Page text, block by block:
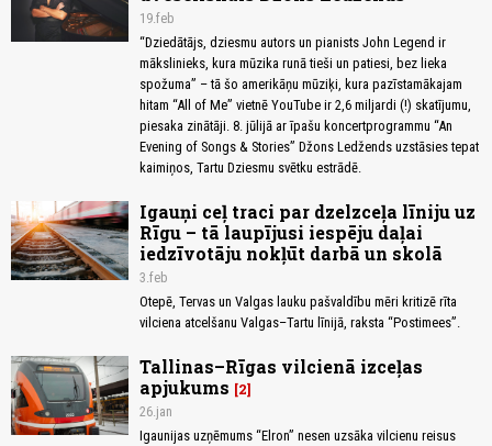
19.feb
“Dziedātājs, dziesmu autors un pianists John Legend ir
mākslinieks, kura mūzika runā tieši un patiesi, bez lieka
spožuma” – tā šo amerikāņu mūziķi, kura pazīstamākajam
hitam “All of Me” vietnē YouTube ir 2,6 miljardi (!) skatījumu,
piesaka zinātāji. 8. jūlijā ar īpašu koncertprogrammu “An
Evening of Songs & Stories” Džons Ledžends uzstāsies tepat
kaimiņos, Tartu Dziesmu svētku estrādē.
Igauņi ceļ traci par dzelzceļa līniju uz
Rīgu – tā laupījusi iespēju daļai
iedzīvotāju nokļūt darbā un skolā
3.feb
Otepē, Tervas un Valgas lauku pašvaldību mēri kritizē rīta
vilciena atcelšanu Valgas–Tartu līnijā, raksta “Postimees”.
Tallinas–Rīgas vilcienā izceļas
apjukums
2
26.jan
Igaunijas uzņēmums “Elron” nesen uzsāka vilcienu reisus